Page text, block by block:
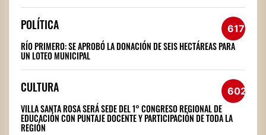
POLÍTICA 617
RÍO PRIMERO: SE APROBÓ LA DONACIÓN DE SEIS HECTÁREAS PARA
UN LOTEO MUNICIPAL
CULTURA 602
VILLA SANTA ROSA SERÁ SEDE DEL 1° CONGRESO REGIONAL DE
EDUCACIÓN CON PUNTAJE DOCENTE Y PARTICIPACIÓN DE TODA LA
REGIÓN